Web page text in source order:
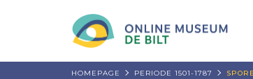
HOMEPAGE PERIODE 1501-1787